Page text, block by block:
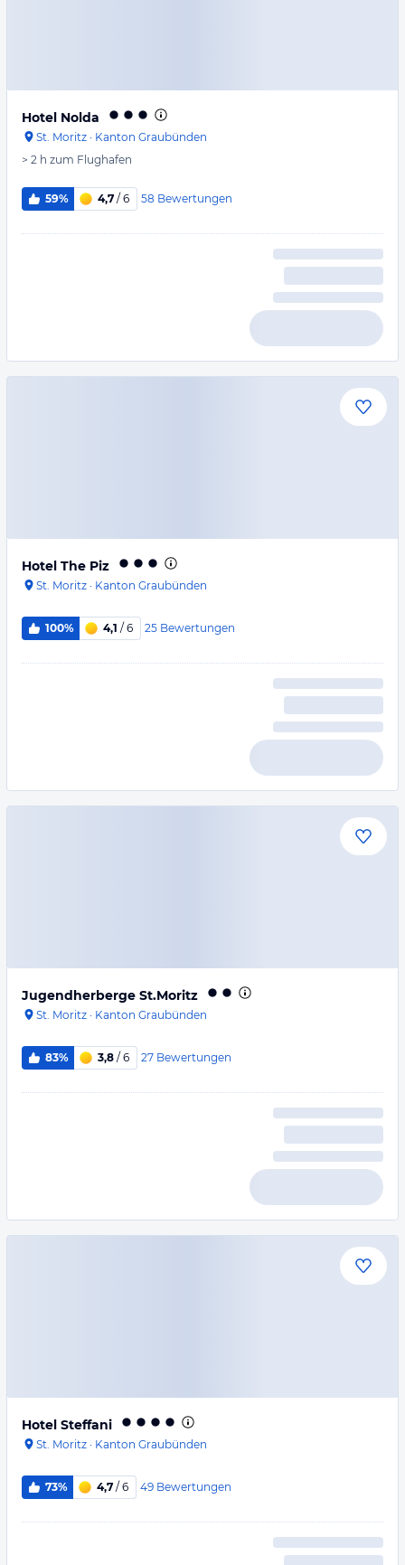
Hotel Nolda
St. Moritz · Kanton Graubünden
> 2 h zum Flughafen
59% 4,7 / 6 58 Bewertungen
Hotel The Piz
St. Moritz · Kanton Graubünden
100% 4,1 / 6 25 Bewertungen
Jugendherberge St.Moritz
St. Moritz · Kanton Graubünden
83% 3,8 / 6 27 Bewertungen
Hotel Steffani
St. Moritz · Kanton Graubünden
73% 4,7 / 6 49 Bewertungen